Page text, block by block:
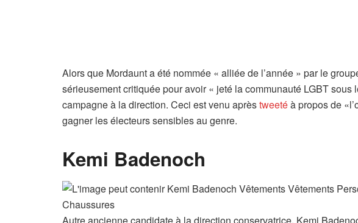
Alors que Mordaunt a été nommée « alliée de l’année » par le
sérieusement critiquée pour avoir « jeté la communauté LGBT sous
campagne à la direction. Ceci est venu aprèstweetéà propos de
gagner les électeurs sensibles au genre.
Kemi Badenoch